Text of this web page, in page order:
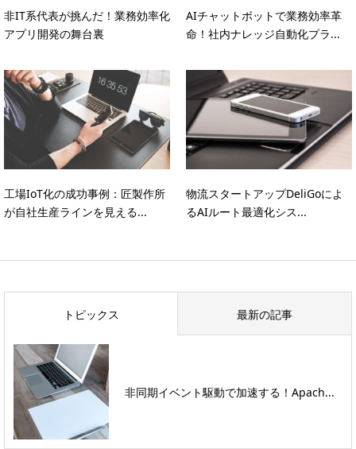
非IT系代表が挑んだ！業務効率化
アプリ開発の舞台裏
AIチャットボットで業務効率革
命！社内ナレッジ自動化プラ...
工場IoT化の成功事例：匠製作所
が自社生産ラインを見える...
物流スタートアップDeliGoによ
るAIルート最適化シス...
トピックス 最新の記事
非同期イベント駆動で加速する！Apach...